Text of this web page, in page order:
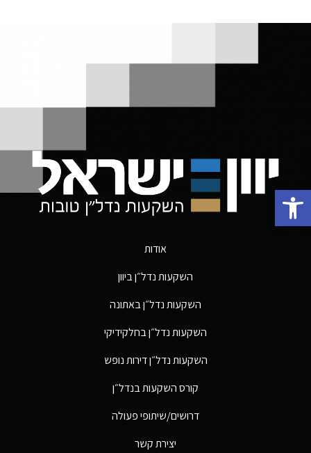
פתח סרגל נגישות
אודות
השקעות נדל״ן ביוון
השקעות נדל״ן באתונה
השקעות נדל״ן בחלקידיקי
השקעות נדל״ן דירות נופש
קורס השקעות בנדל״ן
דרושים/שיתופי פעולה
יצירת קשר